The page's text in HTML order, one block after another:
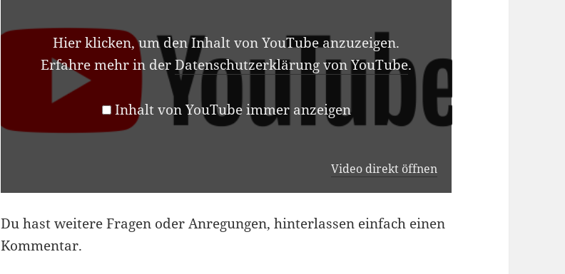
ANZEIGENHier klicken, um den Inhalt von YouTube anzuzeigen.
Erfahre mehr in derDatenschutzerklärung von YouTube.
Inhalt von YouTube immer anzeigen
Video direkt öffnen
Du hast weitere Fragen oder Anregungen, hinterlassen einfach einen
Kommentar.